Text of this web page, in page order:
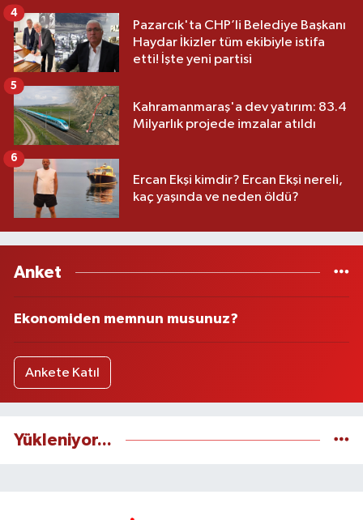
Pazarcık'ta CHP’li Belediye Başkanı
Haydar İkizler tüm ekibiyle istifa
etti! İşte yeni partisi
4
Kahramanmaraş'a dev yatırım: 83.4
Milyarlık projede imzalar atıldı
5
Ercan Ekşi kimdir? Ercan Ekşi nereli,
kaç yaşında ve neden öldü?
6
Anket
Ekonomiden memnun musunuz?
Ankete Katıl
Yükleniyor...